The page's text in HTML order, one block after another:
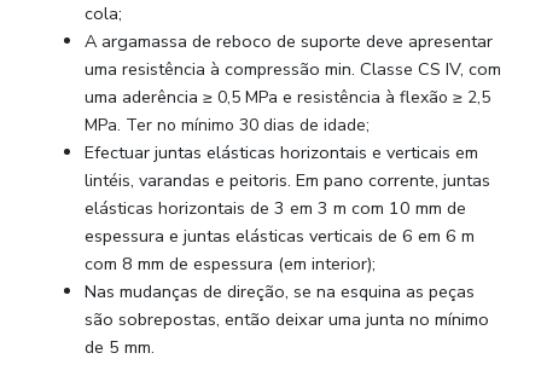
cola;
A argamassa de reboco de suporte deve apresentar
uma resistência à compressão min. Classe CS IV, com
uma aderência ≥ 0,5 MPa e resistência à flexão ≥ 2,5
MPa. Ter no mínimo 30 dias de idade;
Efectuar juntas elásticas horizontais e verticais em
lintéis, varandas e peitoris. Em pano corrente, juntas
elásticas horizontais de 3 em 3 m com 10 mm de
espessura e juntas elásticas verticais de 6 em 6 m
com 8 mm de espessura (em interior);
Nas mudanças de direção, se na esquina as peças
são sobrepostas, então deixar uma junta no mínimo
de 5 mm.